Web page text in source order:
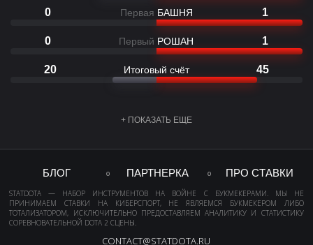
0 Первая БАШНЯ 1
0 Первый РОШАН 1
20 Итоговый счёт 45
+ ПОКАЗАТЬ ЕЩЕ
БЛОГ ПАРТНЕРКА ПРО СТАВКИ
STATDOTA — НАБОР ИНСТРУМЕНТОВ НА ВОЙНЕ С БУКМЕКЕРАМИ. МЫ НЕ
ПРИНИМАЕМ СТАВКИ НА КИБЕРСПОРТ, НЕ ЯВЛЯЕМСЯ БУКМЕКЕРОМ ЛИБО
ТОТАЛИЗАТОРОМ, ИСКЛЮЧИТЕЛЬНО ПРЕДОСТАВЛЯЕМ АНАЛИТИКУ И СТАТИСТИКУ
СОРЕВНОВАТЕЛЬНОЙ DOTA 2 СЦЕНЫ.
CONTACT@STATDOTA.RU